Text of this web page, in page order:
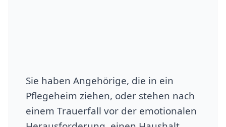
Sie haben Angehörige, die in ein
Pflegeheim ziehen, oder stehen nach
einem Trauerfall vor der emotionalen